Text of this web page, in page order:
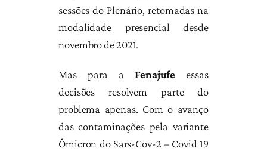
sessões do Plenário, retomadas na
modalidade presencial desde
novembro de 2021.
Mas para aFenajufe essas
decisões resolvem parte do
problema apenas. Com o avanço
das contaminações pela variante
Ômicron do Sars-Cov-2 – Covid 19